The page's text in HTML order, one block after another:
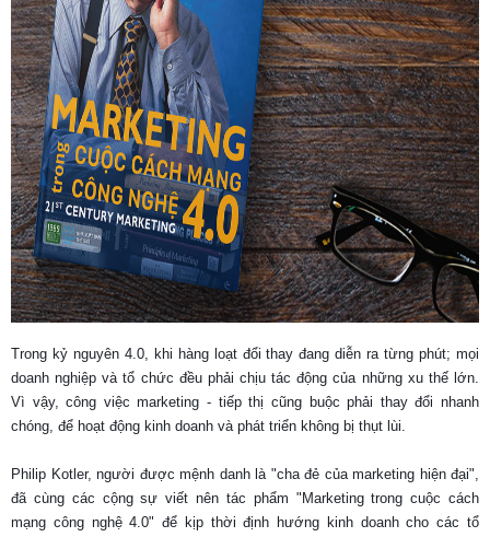
Trong kỷ nguyên 4.0, khi hàng loạt đổi thay đang diễn ra từng phút; mọi
doanh nghiệp và tổ chức đều phải chịu tác động của những xu thế lớn.
Vì vậy, công việc marketing - tiếp thị cũng buộc phải thay đổi nhanh
chóng, để hoạt động kinh doanh và phát triển không bị thụt lùi.
Philip Kotler, người được mệnh danh là "cha đẻ của marketing hiện đại",
đã cùng các cộng sự viết nên tác phẩm "Marketing trong cuộc cách
mạng công nghệ 4.0" để kịp thời định hướng kinh doanh cho các tổ